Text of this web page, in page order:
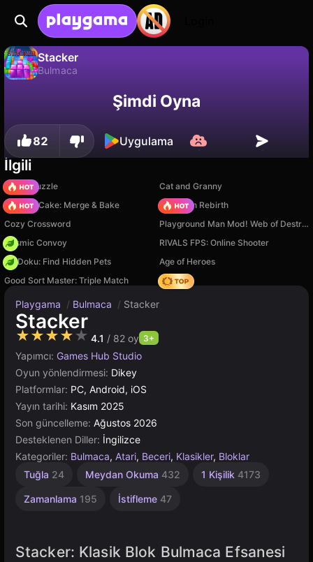
Stacker
Bulmaca
İlerlemeyi kaydet! Hayır
Şimdi Oyna
82 Uygulama
İlgili
Arrow Puzzle
Cat and Granny
Piece of Cake: Merge & Bake
Stickman Rebirth
Cozy Crossword
Playground Man Mod! Web of Destruction!
Cosmic Convoy
RIVALS FPS: Online Shooter
PetDoku: Find Hidden Pets
Age of Heroes
Good Sort Master: Triple Match
Hedgies
Playgama / Bulmaca / Stacker
Stacker
★★★★★ 4.1 / 82 oy 3+
Yapımcı: Games Hub Studio
Oyun yönlendirmesi: Dikey
Platformlar: PC, Android, iOS
Yayın tarihi: Kasım 2025
Son güncelleme: Ağustos 2026
Desteklenen Diller: İngilizce
Kategoriler: Bulmaca, Atari, Beceri, Klasikler, Bloklar
Tuğla 24 Meydan Okuma 432 1 Kişilik 4173
Zamanlama 195 İstifleme 47
Stacker: Klasik Blok Bulmaca Efsanesi